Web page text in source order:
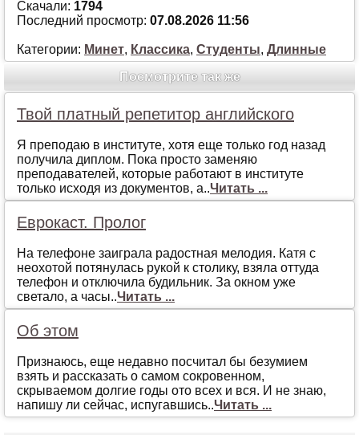
Скачали: 1794
Последний просмотр: 07.08.2026 11:56
Категории: Минет, Классика, Студенты, Длинные
Посмотрите так же
Твой платный репетитор английского
Я преподаю в институте, хотя еще только год назад
получила диплом. Пока просто заменяю
преподавателей, которые работают в институте
только исходя из документов, а..Читать ...
Еврокаст. Пролог
На телефоне заиграла радостная мелодия. Катя с
неохотой потянулась рукой к столику, взяла оттуда
телефон и отключила будильник. За окном уже
светало, а часы..Читать ...
Об этом
Признаюсь, еще недавно посчитал бы безумием
взять и рассказать о самом сокровенном,
скрываемом долгие годы ото всех и вся. И не знаю,
напишу ли сейчас, испугавшись..Читать ...